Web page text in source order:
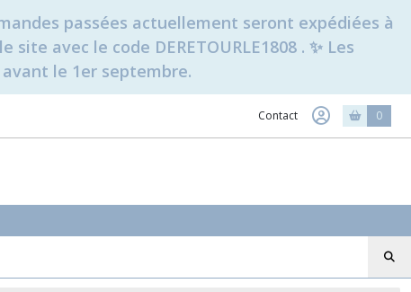
passées actuellement seront expédiées à
avec le code DERETOURLE1808 . ✨ Les
le 1er septembre.
Contact 0